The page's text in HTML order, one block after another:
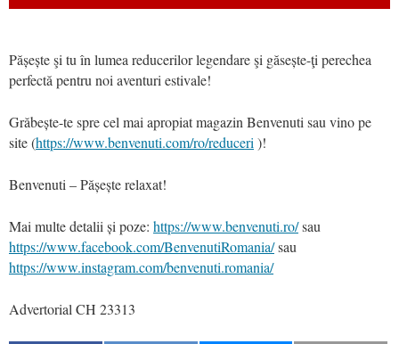
Pășește şi tu în lumea reducerilor legendare şi găsește-ţi perechea
perfectă pentru noi aventuri estivale!
Grăbește-te spre cel mai apropiat magazin Benvenuti sau vino pe
site (https://www.benvenuti.com/ro/reduceri)!
Benvenuti – Pășește relaxat!
Mai multe detalii și poze: https://www.benvenuti.ro/sau
https://www.facebook.com/BenvenutiRomania/sau
https://www.instagram.com/benvenuti.romania/
Advertorial CH 23313